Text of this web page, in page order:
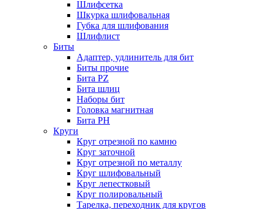
Шлифсетка
Шкурка шлифовальная
Губка для шлифования
Шлифлист
Биты
Адаптер, удлинитель для бит
Биты прочие
Бита PZ
Бита шлиц
Наборы бит
Головка магнитная
Бита PH
Круги
Круг отрезной по камню
Круг заточной
Круг отрезной по металлу
Круг шлифовальный
Круг лепестковый
Круг полировальный
Тарелка, переходник для кругов